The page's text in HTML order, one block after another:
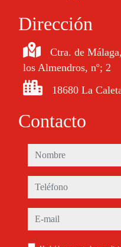
Dirección
Ctra. de
los Almendros, nº; 2
18680 La
Contacto
nombre
teléfono
e-mail